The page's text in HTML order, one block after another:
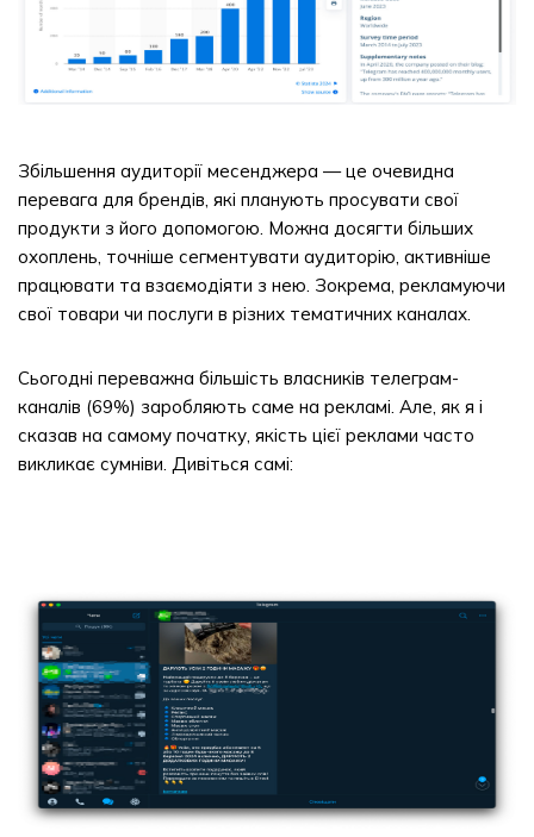
Збільшення аудиторії месенджера — це очевидна
перевага для брендів, які планують просувати свої
продукти з його допомогою. Можна досягти більших
охоплень, точніше сегментувати аудиторію, активніше
працювати та взаємодіяти з нею. Зокрема, рекламуючи
свої товари чи послуги в різних тематичних каналах.
Сьогодні переважна більшість власників телеграм-
каналів (69%) заробляють саме на рекламі. Але, як я і
сказав на самому початку, якість цієї реклами часто
викликає сумніви. Дивіться самі: